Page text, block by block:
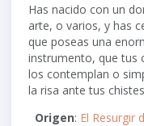
Has nacido con un
arte, o varios, y has
que poseas una
instrumento, que tus
los contemplan o
la risa ante tus
Origen: El Resurgir